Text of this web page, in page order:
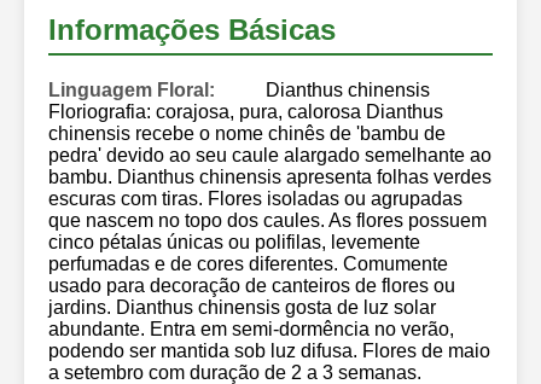
Informações Básicas
Linguagem Floral:
Dianthus chinensis
Floriografia: corajosa, pura, calorosa Dianthus
chinensis recebe o nome chinês de 'bambu de
pedra' devido ao seu caule alargado semelhante ao
bambu. Dianthus chinensis apresenta folhas verdes
escuras com tiras. Flores isoladas ou agrupadas
que nascem no topo dos caules. As flores possuem
cinco pétalas únicas ou polifilas, levemente
perfumadas e de cores diferentes. Comumente
usado para decoração de canteiros de flores ou
jardins. Dianthus chinensis gosta de luz solar
abundante. Entra em semi-dormência no verão,
podendo ser mantida sob luz difusa. Flores de maio
a setembro com duração de 2 a 3 semanas.